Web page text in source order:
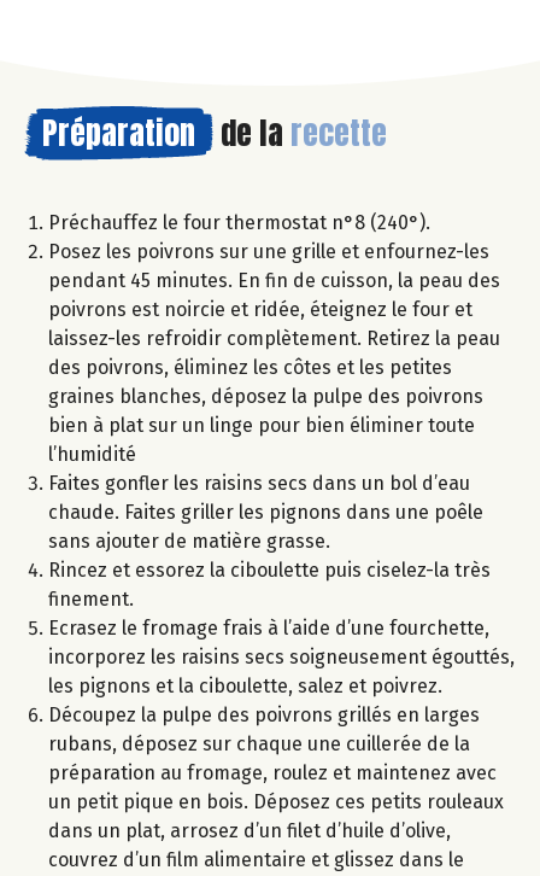
Préparation de la recette
Préchauffez le four thermostat n°8 (240°).
Posez les poivrons sur une grille et enfournez-les
pendant 45 minutes. En fin de cuisson, la peau des
poivrons est noircie et ridée, éteignez le four et
laissez-les refroidir complètement. Retirez la peau
des poivrons, éliminez les côtes et les petites
graines blanches, déposez la pulpe des poivrons
bien à plat sur un linge pour bien éliminer toute
l’humidité
Faites gonfler les raisins secs dans un bol d’eau
chaude. Faites griller les pignons dans une poêle
sans ajouter de matière grasse.
Rincez et essorez la ciboulette puis ciselez-la très
finement.
Ecrasez le fromage frais à l’aide d’une fourchette,
incorporez les raisins secs soigneusement égouttés,
les pignons et la ciboulette, salez et poivrez.
Découpez la pulpe des poivrons grillés en larges
rubans, déposez sur chaque une cuillerée de la
préparation au fromage, roulez et maintenez avec
un petit pique en bois. Déposez ces petits rouleaux
dans un plat, arrosez d’un filet d’huile d’olive,
couvrez d’un film alimentaire et glissez dans le